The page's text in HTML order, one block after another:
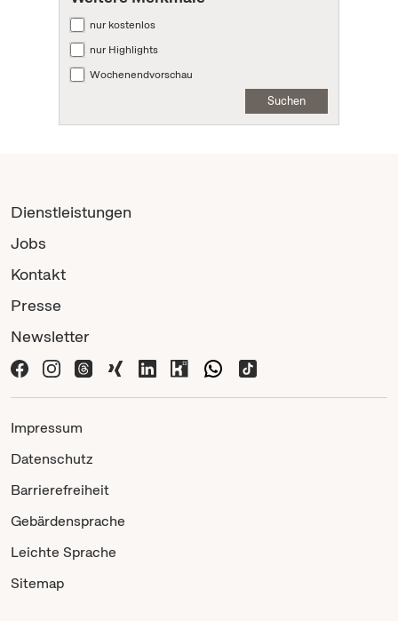
nur kostenlos
nur Highlights
Wochenendvorschau
Suchen
Dienstleistungen
Jobs
Kontakt
Presse
Newsletter
Impressum
Datenschutz
Barrierefreiheit
Gebärdensprache
Leichte Sprache
Sitemap